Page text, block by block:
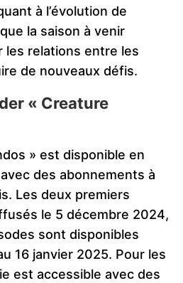
à l’évolution de
la saison à venir
les relations entre les
de nouveaux défis.
« Creature
» est disponible en
des abonnements à
Les deux premiers
le 5 décembre 2024,
sont disponibles
16 janvier 2025. Pour les
est accessible avec des